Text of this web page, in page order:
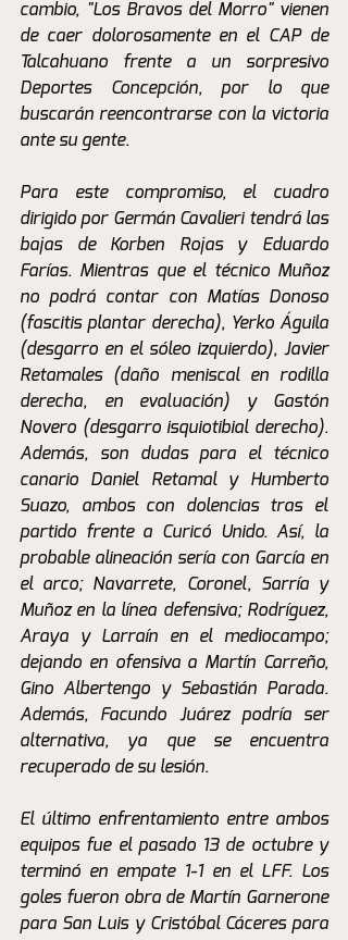
cambio, "Los Bravos del Morro" vienen
de caer dolorosamente en el CAP de
Talcahuano frente a un sorpresivo
Deportes Concepción, por lo que
buscarán reencontrarse con la victoria
ante su gente.
Para este compromiso, el cuadro
dirigido por Germán Cavalieri tendrá las
bajas de Korben Rojas y Eduardo
Farías. Mientras que el técnico Muñoz
no podrá contar con Matías Donoso
(fascitis plantar derecha), Yerko Águila
(desgarro en el sóleo izquierdo), Javier
Retamales (daño meniscal en rodilla
derecha, en evaluación) y Gastón
Novero (desgarro isquiotibial derecho).
Además, son dudas para el técnico
canario Daniel Retamal y Humberto
Suazo, ambos con dolencias tras el
partido frente a Curicó Unido. Así, la
probable alineación sería con García en
el arco; Navarrete, Coronel, Sarría y
Muñoz en la línea defensiva; Rodríguez,
Araya y Larraín en el mediocampo;
dejando en ofensiva a Martín Carreño,
Gino Albertengo y Sebastián Parada.
Además, Facundo Juárez podría ser
alternativa, ya que se encuentra
recuperado de su lesión.
El último enfrentamiento entre ambos
equipos fue el pasado 13 de octubre y
terminó en empate 1-1 en el LFF. Los
goles fueron obra de Martín Garnerone
para San Luis y Cristóbal Cáceres para